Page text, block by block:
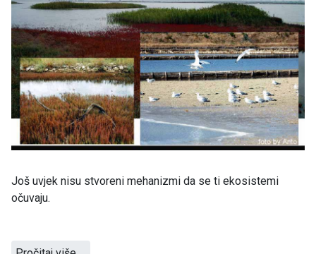
Još uvjek nisu stvoreni mehanizmi da se ti ekosistemi
očuvaju.